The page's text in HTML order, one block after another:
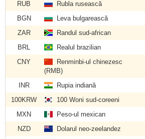
RUB
Rubla rusească
BGN
Leva bulgarească
ZAR
Randul sud-african
BRL
Realul brazilian
CNY
Renminbi-ul chinezesc
(RMB)
INR Rupia indiană
100KRW
100 Woni sud-coreeni
MXN
Peso-ul mexican
NZD
Dolarul neo-zeelandez